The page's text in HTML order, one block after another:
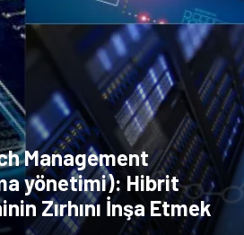
Management
yönetimi): Hibrit
Zırhını İnşa Etmek